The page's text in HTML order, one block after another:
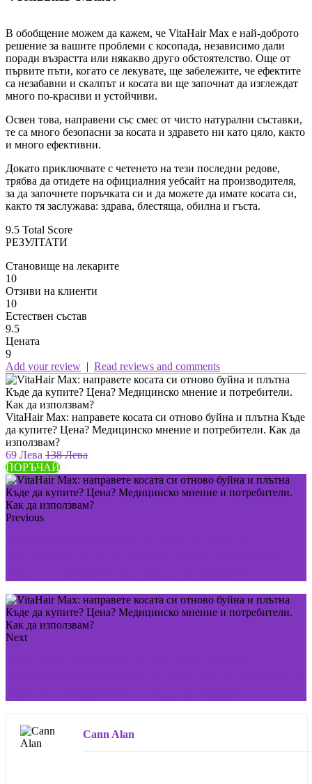
В обобщение можем да кажем, че VitaHair Max е най-доброто
решение за вашите проблеми с косопада, независимо дали
поради възрастта или някакво друго обстоятелство. Още от
първите пъти, когато се лекувате, ще забележите, че ефектите
са незабавни и скалпът и косата ви ще започнат да изглеждат
много по-красиви и устойчиви.
Освен това, направени със смес от чисто натурални съставки,
те са много безопасни за косата и здравето ни като цяло, както
и много ефективни.
Докато приключвате с четенето на тези последни редове,
трябва да отидете на официалния уебсайт на производителя,
за да започнете поръчката си и да можете да имате косата си,
както тя заслужава: здрава, блестяща, обилна и гъста.
9.5 Total Score
РЕЗУЛТАТИ
Становище на лекарите
10
Отзиви на клиенти
10
Естествен състав
9.5
Цената
9
Add your review | Read reviews and comments
VitaHair Max: направете косата си отново буйна и плътна Къде
да купите? Цена? Медицинско мнение и потребители. Как да
използвам?
69 Лева 138 Лева
ПОРЪЧАЙ
Previous
Next
Cann Alan